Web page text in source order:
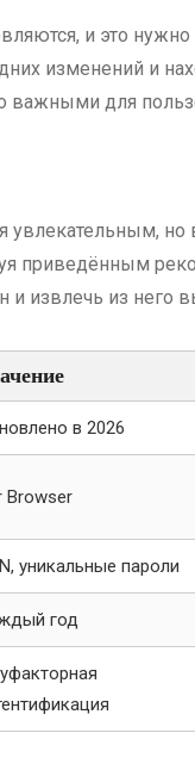
и это
изменений и
важными для
увлекательным,
приведённым
и извлечь из него
в 2026
Browser
уникальные пароли
год